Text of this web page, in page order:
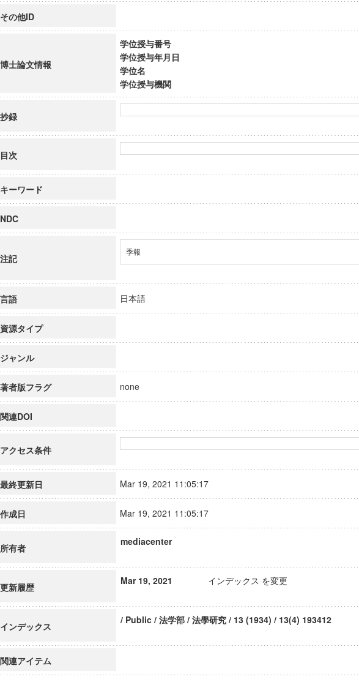
その他ID
博士論文情報
学位授与番号
学位授与年月日
学位名
学位授与機関
抄録
目次
キーワード
NDC
注記
季報
言語 日本語
資源タイプ
ジャンル
著者版フラグ none
関連DOI
アクセス条件
最終更新日 Mar 19, 2021 11:05:17
作成日 Mar 19, 2021 11:05:17
所有者
mediacenter
更新履歴
Mar 19, 2021 インデックス を変更
インデックス
/ Public / 法学部 / 法學研究 / 13 (1934) / 13(4) 193412
関連アイテム